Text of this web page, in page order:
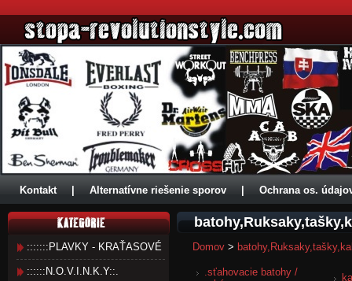
Kontakt Alternatívne riešenie sporov Ochrana os.
:::::::PLAVKY - KRAŤASOVÉ
::::::N.O.V.I.N.K.Y::.
Domov >
.sťahovacie batohy /